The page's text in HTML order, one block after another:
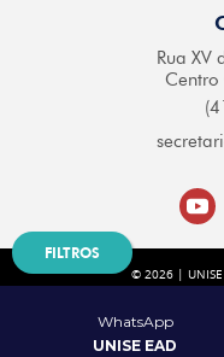
FILTROS
Rua XV
© 2026 |
WhatsApp
UNISE EAD